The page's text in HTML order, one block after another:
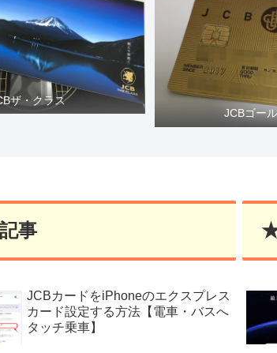
ザ・クラス
JCBゴー
事
JCBカードをiPhoneのエクスプレス
カード設定する方法【電車・バスへ
タッチ乗車】